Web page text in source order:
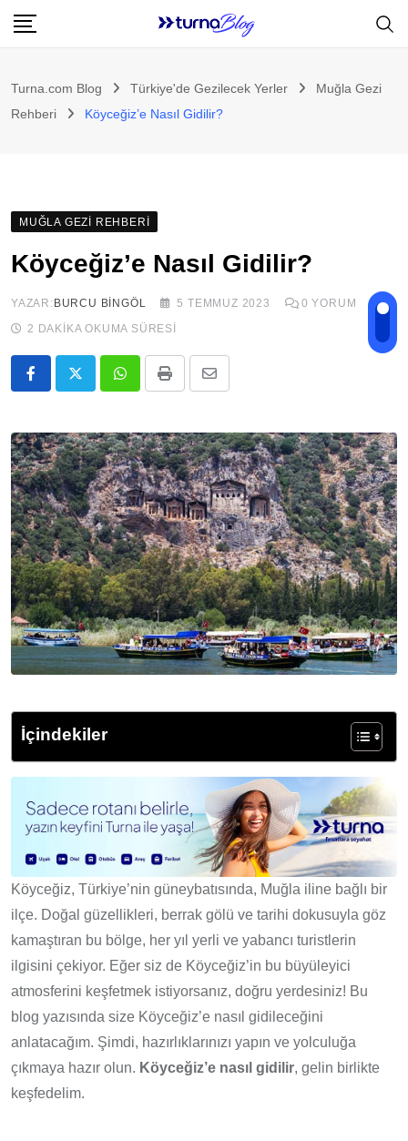
Skip
Turna.com Blog Türkiye'de Gezilecek Yerler
Muğla Gezi
Rehberi
Köyceğiz’e Nasıl Gidilir?
MUĞLA GEZI REHBERI
Köyceğiz’e Nasıl Gidilir?
YAZAR: BURCU BINGÖL 5 TEMMUZ 2023 0 YORUM
2 DAKIKA OKUMA SÜRESI
Whatsapp
Print
ile
Paylaş
İçindekiler
Köyceğiz, Türkiye’nin güneybatısında, Muğla iline bağlı bir
ilçe. Doğal güzellikleri, berrak gölü ve tarihi dokusuyla göz
kamaştıran bu bölge, her yıl yerli ve yabancı turistlerin
ilgisini çekiyor. Eğer siz de Köyceğiz’in bu büyüleyici
atmosferini keşfetmek istiyorsanız, doğru yerdesiniz! Bu
blog yazısında size Köyceğiz’e nasıl gidileceğini
anlatacağım. Şimdi, hazırlıklarınızı yapın ve yolculuğa
çıkmaya hazır olun. Köyceğiz’e nasıl gidilir, gelin birlikte
keşfedelim.